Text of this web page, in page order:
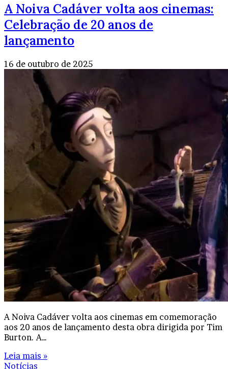
A Noiva Cadáver volta aos cinemas:
Celebração de 20 anos de
lançamento
16 de outubro de 2025
A Noiva Cadáver volta aos cinemas em comemoração
aos 20 anos de lançamento desta obra dirigida por Tim
Burton. A…
Leia mais »
Notícias